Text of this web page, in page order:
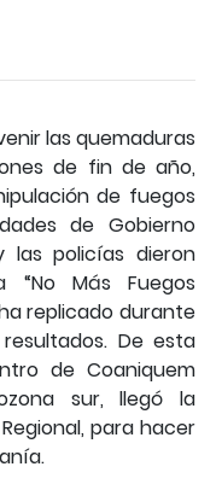
las quemaduras
de fin de año,
de fuegos
de Gobierno
las policías dieron
Más Fuegos
replicado durante
De esta
de Coaniquem
sur, llegó la
para hacer